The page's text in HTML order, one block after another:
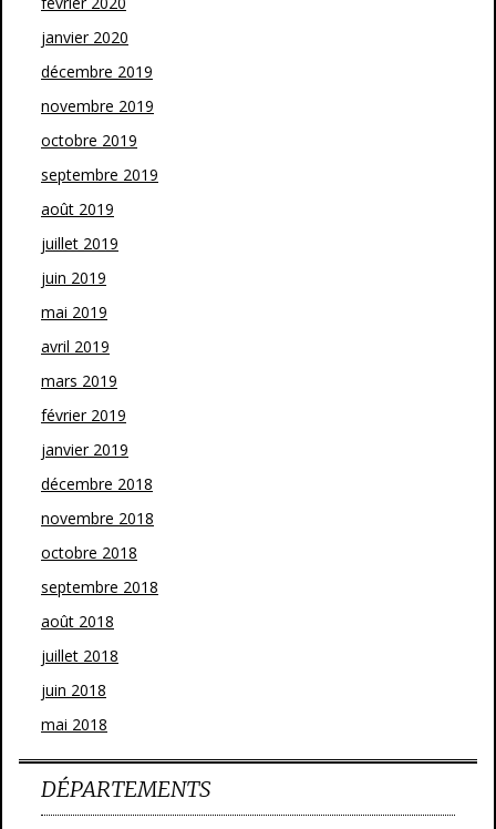
janvier 2020
décembre 2019
novembre 2019
octobre 2019
septembre 2019
août 2019
juillet 2019
juin 2019
mai 2019
avril 2019
mars 2019
février 2019
janvier 2019
décembre 2018
novembre 2018
octobre 2018
septembre 2018
août 2018
juillet 2018
juin 2018
mai 2018
DÉPARTEMENTS